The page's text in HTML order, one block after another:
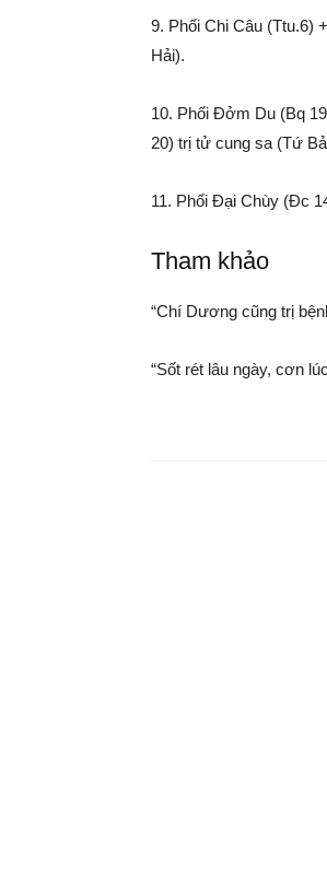
9. Phối Chi Câu (Ttu.6)
Hải).
10. Phối Đởm Du (Bq
20) trị tử cung sa (Tứ
11. Phối Đại Chùy (Đc
Tham khảo
“Chí Dương cũng trị
“Sốt rét lâu ngày, cơn